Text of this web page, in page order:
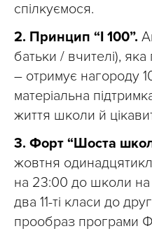
спілкуємося.
2. Принцип “І 100”.
батьки / вчителі),
– отримує нагороду
матеріальна
життя школи й
3. Форт “Шоста
жовтня
на 23:00 до школи на
два 11-ті класи до
прообраз програми